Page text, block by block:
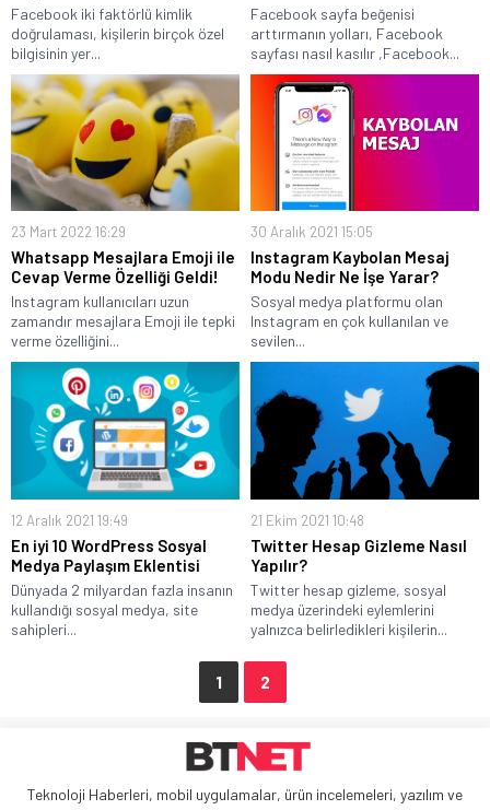
Facebook iki faktörlü kimlik
doğrulaması, kişilerin birçok özel
bilgisinin yer...
Facebook sayfa beğenisi
arttırmanın yolları, Facebook
sayfası nasıl kasılır ,Facebook...
23 Mart 2022 16:29
Whatsapp Mesajlara Emoji ile
Cevap Verme Özelliği Geldi!
Instagram kullanıcıları uzun
zamandır mesajlara Emoji ile tepki
verme özelliğini...
30 Aralık 2021 15:05
Instagram Kaybolan Mesaj
Modu Nedir Ne İşe Yarar?
Sosyal medya platformu olan
Instagram en çok kullanılan ve
sevilen...
12 Aralık 2021 19:49
En iyi 10 WordPress Sosyal
Medya Paylaşım Eklentisi
Dünyada 2 milyardan fazla insanın
kullandığı sosyal medya, site
sahipleri...
21 Ekim 2021 10:48
Twitter Hesap Gizleme Nasıl
Yapılır?
Twitter hesap gizleme, sosyal
medya üzerindeki eylemlerini
yalnızca belirledikleri kişilerin...
1 2
Teknoloji Haberleri, mobil uygulamalar, ürün incelemeleri, yazılım ve